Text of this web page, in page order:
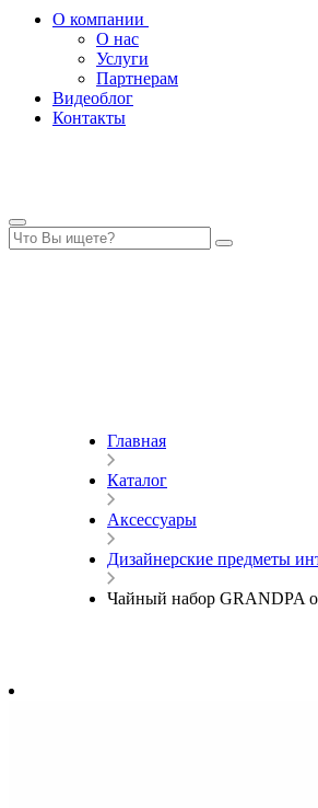
О компании
О нас
Услуги
Партнерам
Видеоблог
Контакты
Главная
Каталог
Аксессуары
Дизайнерские предметы
Чайный набор GRANDPA